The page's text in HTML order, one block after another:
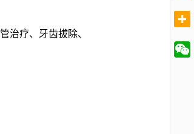
治疗、牙齿拔除、